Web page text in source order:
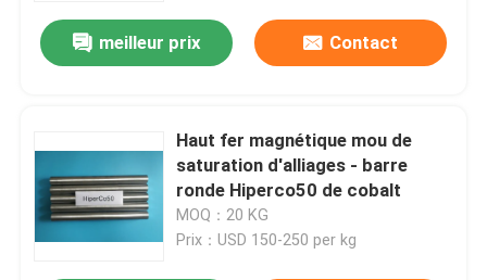
meilleur prix Contact
Haut fer magnétique mou de
saturation d'alliages - barre
ronde Hiperco50 de cobalt
MOQ：20 KG
Prix：USD 150-250 per kg